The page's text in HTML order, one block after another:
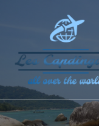
Les
blog de voyage